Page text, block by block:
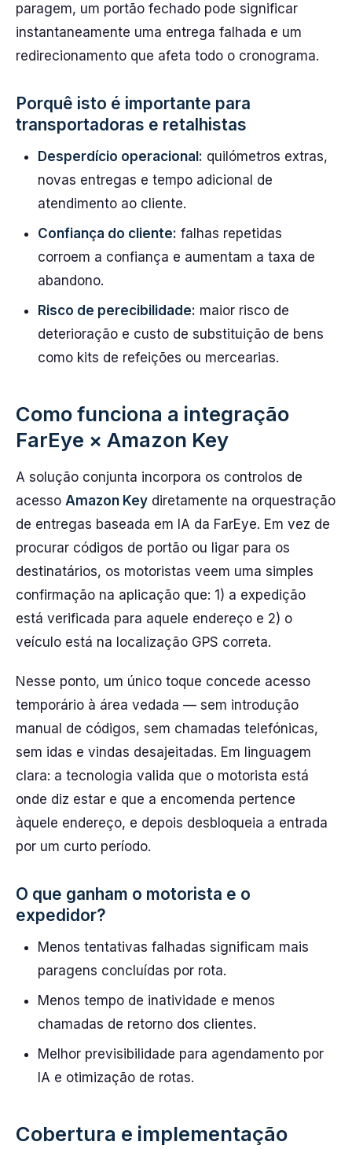
paragem, um portão fechado pode significar
instantaneamente uma entrega falhada e um
redirecionamento que afeta todo o cronograma.
Porquê isto é importante para
transportadoras e retalhistas
Desperdício operacional: quilómetros extras,
novas entregas e tempo adicional de
atendimento ao cliente.
Confiança do cliente: falhas repetidas
corroem a confiança e aumentam a taxa de
abandono.
Risco de perecibilidade: maior risco de
deterioração e custo de substituição de bens
como kits de refeições ou mercearias.
Como funciona a integração
FarEye × Amazon Key
A solução conjunta incorpora os controlos de
acesso Amazon Key diretamente na orquestração
de entregas baseada em IA da FarEye. Em vez de
procurar códigos de portão ou ligar para os
destinatários, os motoristas veem uma simples
confirmação na aplicação que: 1) a expedição
está verificada para aquele endereço e 2) o
veículo está na localização GPS correta.
Nesse ponto, um único toque concede acesso
temporário à área vedada — sem introdução
manual de códigos, sem chamadas telefónicas,
sem idas e vindas desajeitadas. Em linguagem
clara: a tecnologia valida que o motorista está
onde diz estar e que a encomenda pertence
àquele endereço, e depois desbloqueia a entrada
por um curto período.
O que ganham o motorista e o
expedidor?
Menos tentativas falhadas significam mais
paragens concluídas por rota.
Menos tempo de inatividade e menos
chamadas de retorno dos clientes.
Melhor previsibilidade para agendamento por
IA e otimização de rotas.
Cobertura e implementação